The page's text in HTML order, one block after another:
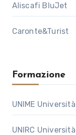
Aliscafi BluJet
Caronte&Turist
Formazione
UNIME
UNIRC